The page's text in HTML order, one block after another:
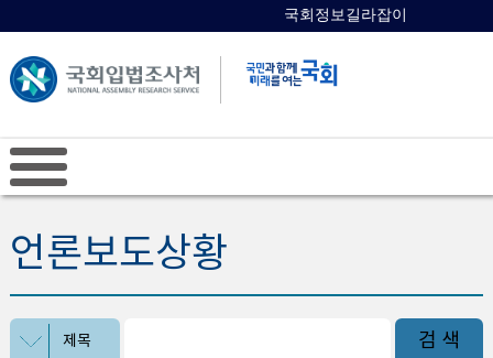
국회정보길라잡이
언론보도상황
제목 검 색